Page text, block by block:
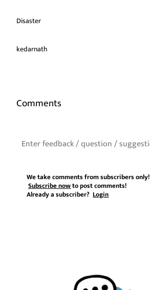
Disaster
kedarnath
Comments
We take comments from subscribers only!
Subscribe nowto post comments!
Already a subscriber?Login